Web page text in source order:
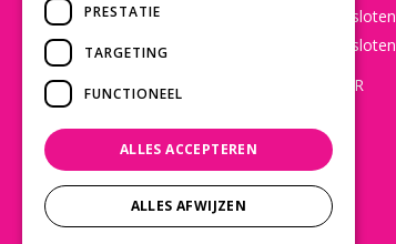
Vrijdag
Gesloten
Zaterdag
Gesloten
WEBSHOP OPEN 24/7 365 DAGEN PER
DAGELIJKS VERZONDEN!
Toon alle openingstijden
PRESTATIE
TARGETING
FUNCTIONEEL
ALLES ACCEPTEREN
ALLES AFWIJZEN